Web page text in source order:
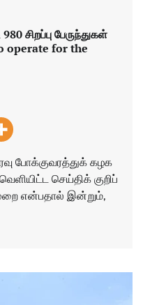
சிறப்பு பேருந்​துகள்
operate for the
போக்​கு​வரத்​துக் கழக
செய்​திக்​ குறிப்​
முறை என்​ப​தால் இன்​றும்,